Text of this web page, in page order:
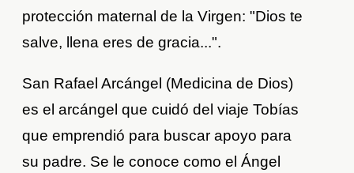
protección maternal de la Virgen: "Dios te
salve, llena eres de gracia...".
San Rafael Arcángel (Medicina de Dios)
es el arcángel que cuidó del viaje Tobías
que emprendió para buscar apoyo para
su padre. Se le conoce como el Ángel